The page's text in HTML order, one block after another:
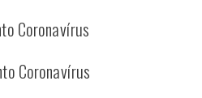
Coronavírus
Coronavírus